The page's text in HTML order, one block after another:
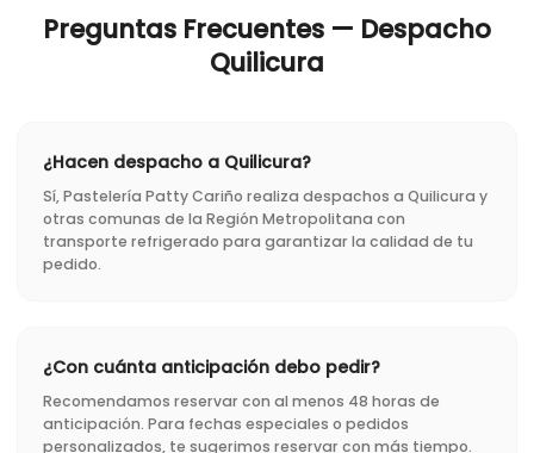
Preguntas Frecuentes — Despacho
Quilicura
¿Hacen despacho a Quilicura?
Sí, Pastelería Patty Cariño realiza despachos a Quilicura y
otras comunas de la Región Metropolitana con
transporte refrigerado para garantizar la calidad de tu
pedido.
¿Con cuánta anticipación debo pedir?
Recomendamos reservar con al menos 48 horas de
anticipación. Para fechas especiales o pedidos
personalizados, te sugerimos reservar con más tiempo.